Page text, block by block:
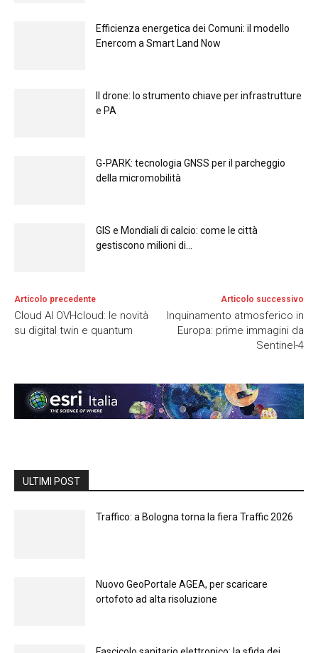
Efficienza energetica dei Comuni: il modello
Enercom a Smart Land Now
Il drone: lo strumento chiave per infrastrutture
e PA
G-PARK: tecnologia GNSS per il parcheggio
della micromobilità
GIS e Mondiali di calcio: come le città
gestiscono milioni di...
Articolo precedente
Cloud AI OVHcloud: le novità
su digital twin e quantum
Articolo successivo
Inquinamento atmosferico in
Europa: prime immagini da
Sentinel-4
ULTIMI POST
Traffico: a Bologna torna la fiera Traffic 2026
Nuovo GeoPortale AGEA, per scaricare
ortofoto ad alta risoluzione